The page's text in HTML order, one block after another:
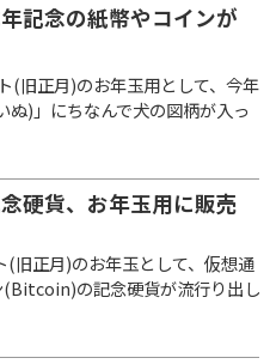
記念の紙幣やコインが
(旧正月)のお年玉用として、今年
ぬ)」にちなんで犬の図柄が入っ
硬貨、お年玉用に販売
旧正月)のお年玉として、仮想通
(Bitcoin)の記念硬貨が流行り出し